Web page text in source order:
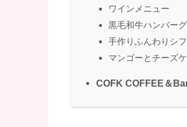
ワインメニュー
黒毛和牛ハンバー
手作りふんわりシ
マンゴーとチーズ
COFK COFFEE＆